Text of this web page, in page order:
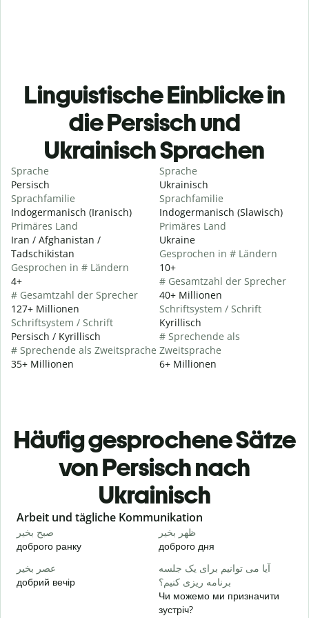
Linguistische Einblicke in
die Persisch und
Ukrainisch Sprachen
Sprache
Persisch
Sprachfamilie
Indogermanisch (Iranisch)
Primäres Land
Iran / Afghanistan /
Tadschikistan
Gesprochen in # Ländern
4+
# Gesamtzahl der Sprecher
127+ Millionen
Schriftsystem / Schrift
Persisch / Kyrillisch
# Sprechende als Zweitsprache
35+ Millionen
Sprache
Ukrainisch
Sprachfamilie
Indogermanisch (Slawisch)
Primäres Land
Ukraine
Gesprochen in # Ländern
10+
# Gesamtzahl der Sprecher
40+ Millionen
Schriftsystem / Schrift
Kyrillisch
# Sprechende als
Zweitsprache
6+ Millionen
Häufig gesprochene Sätze
von Persisch nach
Ukrainisch
Slide 1 of 6
Arbeit und tägliche Kommunikation
صبح بخیر
доброго ранку
ظهر بخیر
доброго дня
عصر بخیر
добрий вечір
آیا می توانیم برای یک جلسه
برنامه ریزی کنیم؟
Чи можемо ми призначити
зустріч?